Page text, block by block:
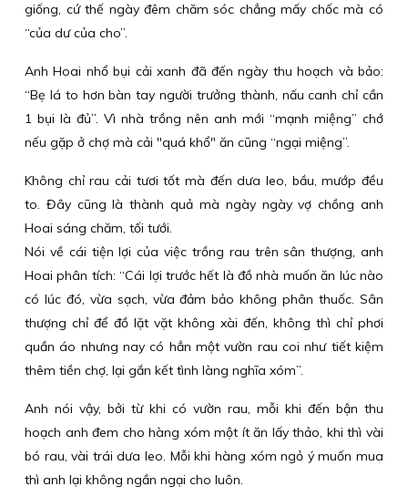
giống, cứ thế ngày đêm chăm sóc chẳng mấy chốc mà có
“của dư của cho”.
Anh Hoai nhổ bụi cải xanh đã đến ngày thu hoạch và bảo:
“Bẹ lá to hơn bàn tay người trưởng thành, nấu canh chỉ cần
1 bụi là đủ”. Vì nhà trồng nên anh mới “mạnh miệng” chớ
nếu gặp ở chợ mà cải "quá khổ" ăn cũng “ngại miệng”.
Không chỉ rau cải tươi tốt mà đến dưa leo, bầu, mướp đều
to. Đây cũng là thành quả mà ngày ngày vợ chồng anh
Hoai sáng chăm, tối tưới.
Nói về cái tiện lợi của việc trồng rau trên sân thượng, anh
Hoai phân tích: “Cái lợi trước hết là đồ nhà muốn ăn lúc nào
có lúc đó, vừa sạch, vừa đảm bảo không phân thuốc. Sân
thượng chỉ để đồ lặt vặt không xài đến, không thì chỉ phơi
quần áo nhưng nay có hẳn một vườn rau coi như tiết kiệm
thêm tiền chợ, lại gắn kết tình làng nghĩa xóm”.
Anh nói vậy, bởi từ khi có vườn rau, mỗi khi đến bận thu
hoạch anh đem cho hàng xóm một ít ăn lấy thảo, khi thì vài
bó rau, vài trái dưa leo. Mỗi khi hàng xóm ngỏ ý muốn mua
thì anh lại không ngần ngại cho luôn.